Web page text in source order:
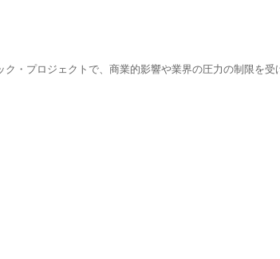
・プロジェクトで、商業的影響や業界の圧力の制限を